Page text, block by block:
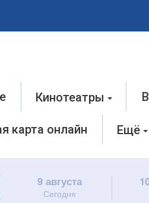
Кинотеатры
карта онлайн Ещё
9 августа
Сегодня